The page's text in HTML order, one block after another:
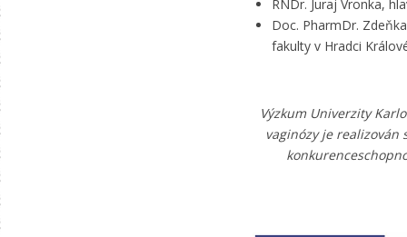
RNDr. Juraj Vronka,
Doc. PharmDr.
fakulty v Hradci
Výzkum Univerzity
vaginózy je